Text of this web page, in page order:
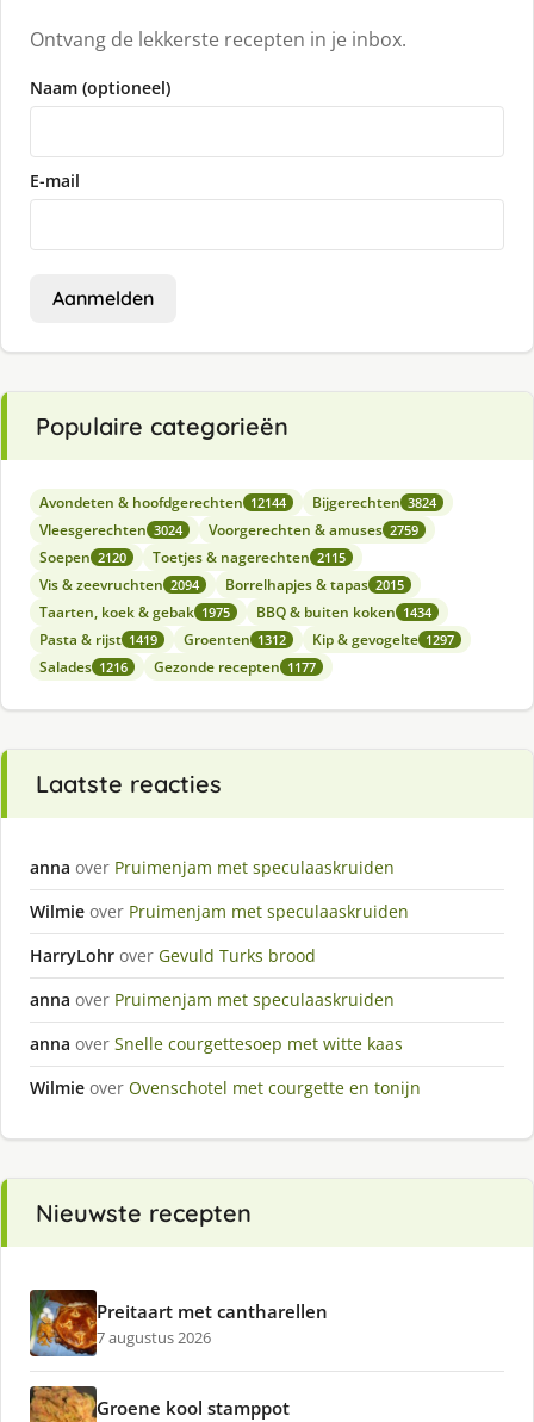
Ontvang de lekkerste recepten in je inbox.
Naam (optioneel)
E-mail
Aanmelden
Populaire categorieën
Avondeten & hoofdgerechten 12144 Bijgerechten 3824
Vleesgerechten 3024 Voorgerechten & amuses 2759
Soepen 2120 Toetjes & nagerechten 2115
Vis & zeevruchten 2094 Borrelhapjes & tapas 2015
Taarten, koek & gebak 1975 BBQ & buiten koken 1434
Pasta & rijst 1419 Groenten 1312 Kip & gevogelte 1297
Salades 1216 Gezonde recepten 1177
Laatste reacties
anna over Pruimenjam met speculaaskruiden
Wilmie over Pruimenjam met speculaaskruiden
HarryLohr over Gevuld Turks brood
anna over Pruimenjam met speculaaskruiden
anna over Snelle courgettesoep met witte kaas
Wilmie over Ovenschotel met courgette en tonijn
Nieuwste recepten
Preitaart met cantharellen
7 augustus 2026
Groene kool stamppot